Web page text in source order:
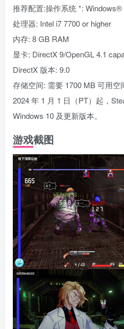
推荐配置:操作系统 *: Windows®
处理器: Intel i7 7700 or higher
内存: 8 GB RAM
显卡: DirectX 9/OpenGL 4.1
DirectX 版本: 9.0
存储空间: 需要 1700 MB 可用空
2024 年 1 月 1 日（PT）起，
Windows 10 及更新版本。
游戏截图